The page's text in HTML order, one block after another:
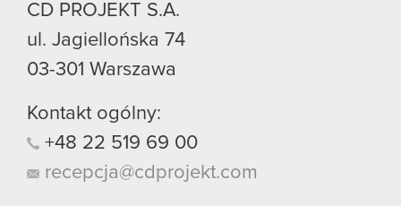
CD PROJEKT S.A.
ul. Jagiellońska 74
03-301 Warszawa
Kontakt ogólny:
+48 22 519 69 00
recepcja@cdprojekt.com